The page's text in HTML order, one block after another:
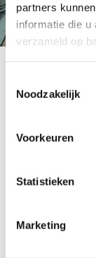
partners
informatie die u
verzameld op
Noodzakelijk
Voorkeuren
Statistieken
Marketing